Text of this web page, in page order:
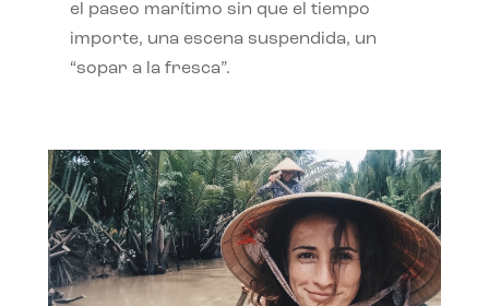
el paseo marítimo sin que el tiempo
importe, una escena suspendida, un
“sopar a la fresca”.